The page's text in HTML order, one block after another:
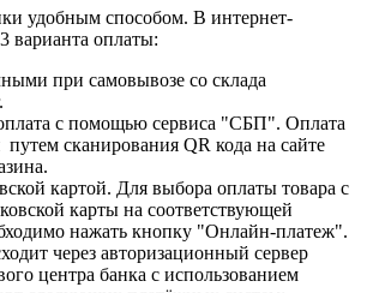
удобным способом. В интернет-
варианта оплаты:
при самовывозе со склада
с помощью сервиса "СБП". Оплата
путем сканирования QR кода на сайте
картой. Для выбора оплаты товара с
карты на соответствующей
нажать кнопку "Онлайн-платеж".
через авторизационный сервер
центра банка с использованием